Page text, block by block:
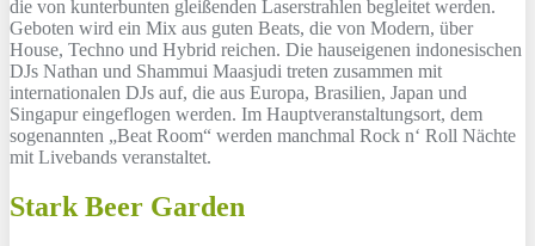
die von kunterbunten gleißenden Laserstrahlen begleitet werden.
Geboten wird ein Mix aus guten Beats, die von Modern, über
House, Techno und Hybrid reichen. Die hauseigenen indonesischen
DJs Nathan und Shammui Maasjudi treten zusammen mit
internationalen DJs auf, die aus Europa, Brasilien, Japan und
Singapur eingeflogen werden. Im Hauptveranstaltungsort, dem
sogenannten „Beat Room“ werden manchmal Rock n‘ Roll Nächte
mit Livebands veranstaltet.
Stark Beer Garden